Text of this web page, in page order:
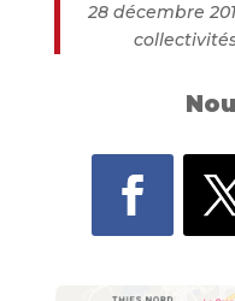
28 décembre